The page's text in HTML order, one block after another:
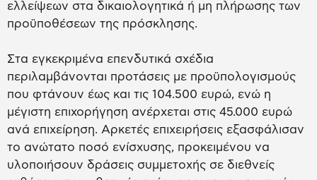
ελλείψεων στα δικαιολογητικά ή μη πλήρωσης των
προϋποθέσεων της πρόσκλησης.
Στα εγκεκριμένα επενδυτικά σχέδια
περιλαμβάνονται προτάσεις με προϋπολογισμούς
που φτάνουν έως και τις 104.500 ευρώ, ενώ η
μέγιστη επιχορήγηση ανέρχεται στις 45.000 ευρώ
ανά επιχείρηση. Αρκετές επιχειρήσεις εξασφάλισαν
το ανώτατο ποσό ενίσχυσης, προκειμένου να
υλοποιήσουν δράσεις συμμετοχής σε διεθνείς